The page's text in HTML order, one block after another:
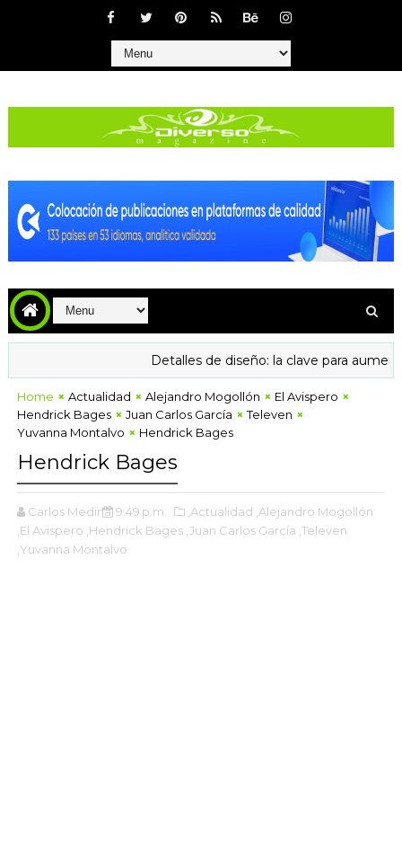
Detalles de diseño: la clave para aumentar la
Home Actualidad Alejandro Mogollón
El Avispero
Hendrick Bages
Juan Carlos García
Televen
Yuvanna Montalvo
Hendrick Bages
Hendrick Bages
Carlos Medina 9:49 p.m. ,Actualidad ,Alejandro Mogollón
,El Avispero ,Hendrick Bages ,Juan Carlos García ,Televen
,Yuvanna Montalvo